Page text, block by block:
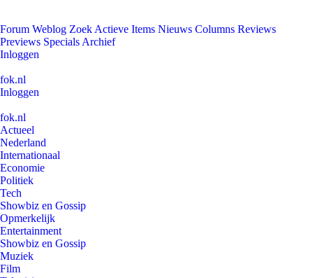
Forum Weblog Zoek Actieve Items Nieuws Columns Reviews
Previews Specials Archief
Inloggen
fok.nl
Inloggen
fok.nl
Actueel
Nederland
Internationaal
Economie
Politiek
Tech
Showbiz en Gossip
Opmerkelijk
Entertainment
Showbiz en Gossip
Muziek
Film